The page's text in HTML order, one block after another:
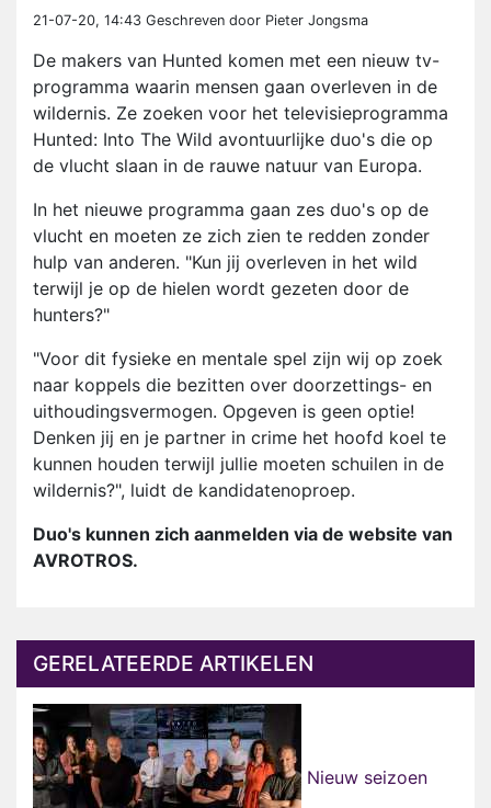
21-07-20, 14:43 Geschreven door Pieter Jongsma
De makers van Hunted komen met een nieuw tv-
programma waarin mensen gaan overleven in de
wildernis. Ze zoeken voor het televisieprogramma
Hunted: Into The Wild avontuurlijke duo's die op
de vlucht slaan in de rauwe natuur van Europa.
In het nieuwe programma gaan zes duo's op de
vlucht en moeten ze zich zien te redden zonder
hulp van anderen. "Kun jij overleven in het wild
terwijl je op de hielen wordt gezeten door de
hunters?"
"Voor dit fysieke en mentale spel zijn wij op zoek
naar koppels die bezitten over doorzettings- en
uithoudingsvermogen. Opgeven is geen optie!
Denken jij en je partner in crime het hoofd koel te
kunnen houden terwijl jullie moeten schuilen in de
wildernis?", luidt de kandidatenoproep.
Duo's kunnen zich aanmelden via de website van
AVROTROS.
GERELATEERDE ARTIKELEN
Nieuw seizoen